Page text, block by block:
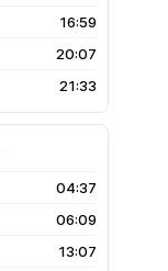
16:59
20:07
21:33
04:37
06:09
13:07